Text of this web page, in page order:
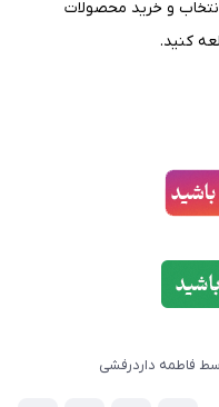
و خرید محصولات
کنید.
فاطمه داردرفشی